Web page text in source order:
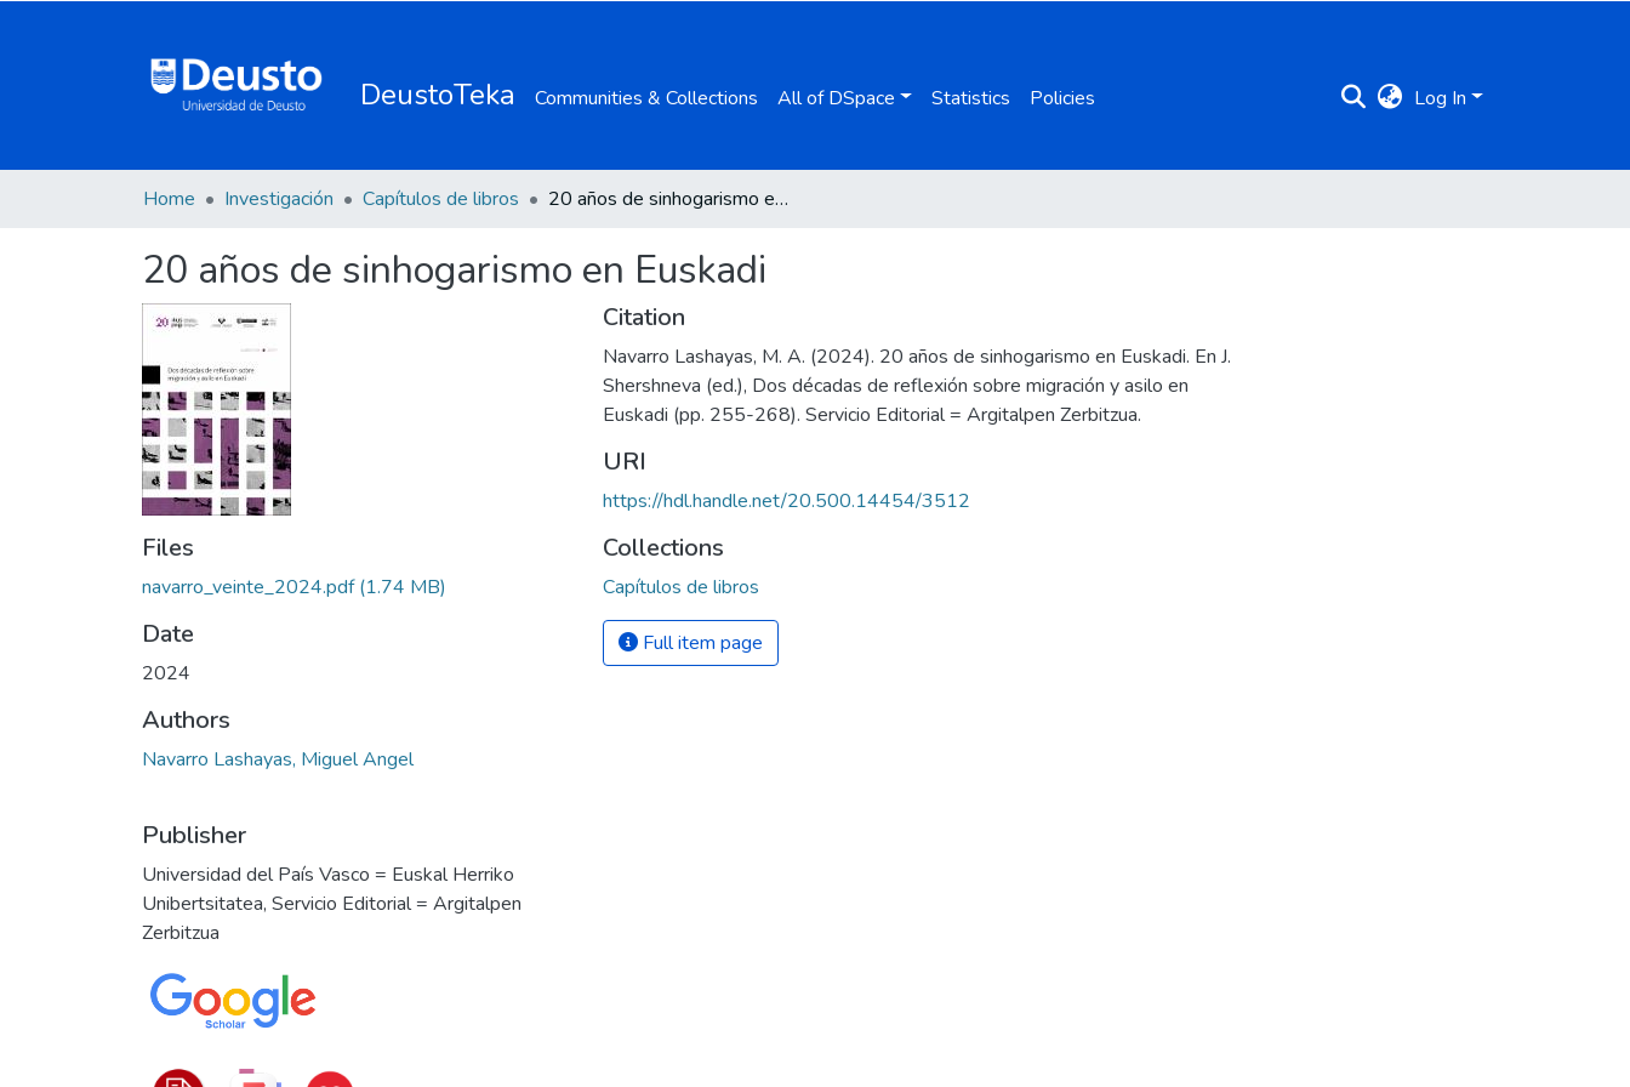
DeustoTeka Communities & Collections All of DSpace Statistics Policies Log In
Home Investigación Capítulos de libros 20 años de sinhogarismo en Euskadi
20 años de sinhogarismo en Euskadi
Files
navarro_veinte_2024.pdf(1.74 MB)
Date
2024
Authors
Navarro Lashayas, Miguel Angel
Publisher
Universidad del País Vasco = Euskal Herriko
Unibertsitatea, Servicio Editorial = Argitalpen
Zerbitzua
Citation
Navarro Lashayas, M. A. (2024). 20 años de sinhogarismo en Euskadi. En J.
Shershneva (ed.), Dos décadas de reflexión sobre migración y asilo en
Euskadi (pp. 255-268). Servicio Editorial = Argitalpen Zerbitzua.
URI
https://hdl.handle.net/20.500.14454/3512
Collections
Capítulos de libros
Full item page